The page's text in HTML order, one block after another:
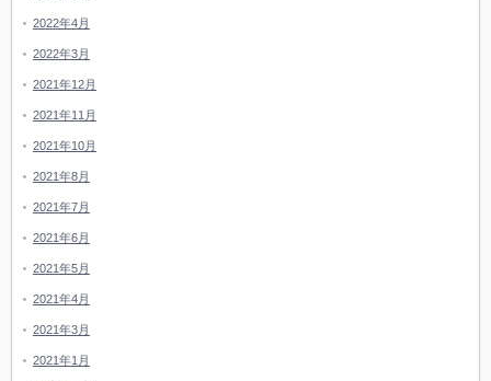
2022年4月
2022年3月
2021年12月
2021年11月
2021年10月
2021年8月
2021年7月
2021年6月
2021年5月
2021年4月
2021年3月
2021年1月